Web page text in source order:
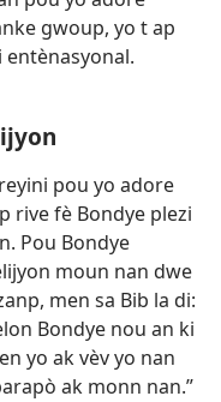
gwoup, yo t ap
pou yo adore
rive fè Bondye plezi
Pou Bondye
moun nan dwe
men sa Bib la di:
Bondye nou an ki
yo ak vèv yo nan
ak monn nan.”